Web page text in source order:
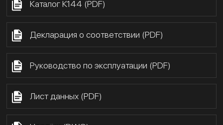
Каталог К144 (PDF)
Декларация о соответствии (PDF)
Руководство по эксплуатации (PDF)
Лист данных (PDF)